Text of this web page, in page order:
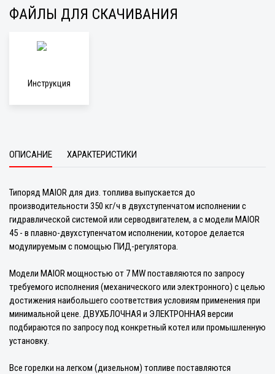
ФАЙЛЫ ДЛЯ СКАЧИВАНИЯ
Инструкция
ОПИСАНИЕ ХАРАКТЕРИСТИКИ
Типоряд MAIOR для диз. топлива выпускается до
производительности 350 кг/ч в двухступенчатом исполнении с
гидравлической системой или серводвигателем, а с модели MAIOR
45 - в плавно-двухступенчатом исполнении, которое делается
модулируемым с помощью ПИД-регулятора.
Модели MAIOR мощностью от 7 MW поставляются по запросу
требуемого исполнения (механического или электронного) с целью
достижения наибольшего соответствия условиям применения при
минимальной цене. ДВУХБЛОЧНАЯ и ЭЛЕКТРОННАЯ версии
подбираются по запросу под конкретный котел или промышленную
установку.
Все горелки на легком (дизельном) топливе поставляются